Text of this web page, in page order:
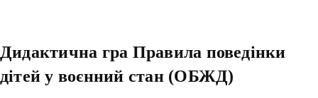
Дидактична гра Правила поведінки
дітей у воєнний стан (ОБЖД)